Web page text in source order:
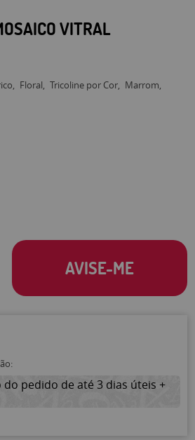
VITRAL
Floral Tricoline por Cor
Marrom
AVISE-ME
pedido de até 3 dias úteis +